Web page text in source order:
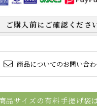
ご購入前にご確認くださ
商品についてのお問い合
品サイズの有料手提げ袋